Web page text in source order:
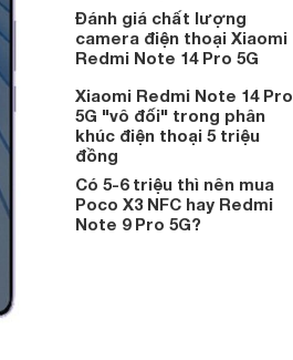
Đánh giá chất lượng
camera điện thoại Xiaomi
Redmi Note 14 Pro 5G
Xiaomi Redmi Note 14 Pro
5G "vô đối" trong phân
khúc điện thoại 5 triệu
đồng
Có 5-6 triệu thì nên mua
Poco X3 NFC hay Redmi
Note 9 Pro 5G?